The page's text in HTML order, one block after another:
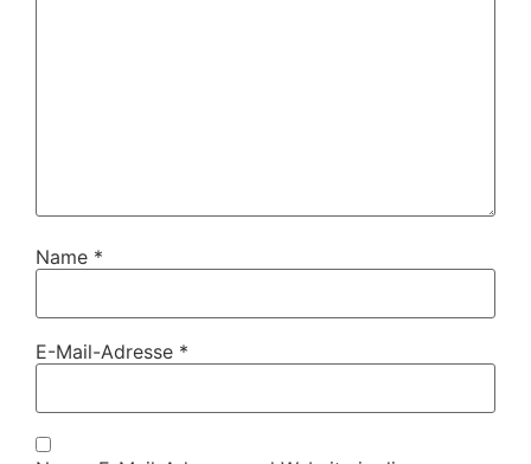
Name *
E-Mail-Adresse *